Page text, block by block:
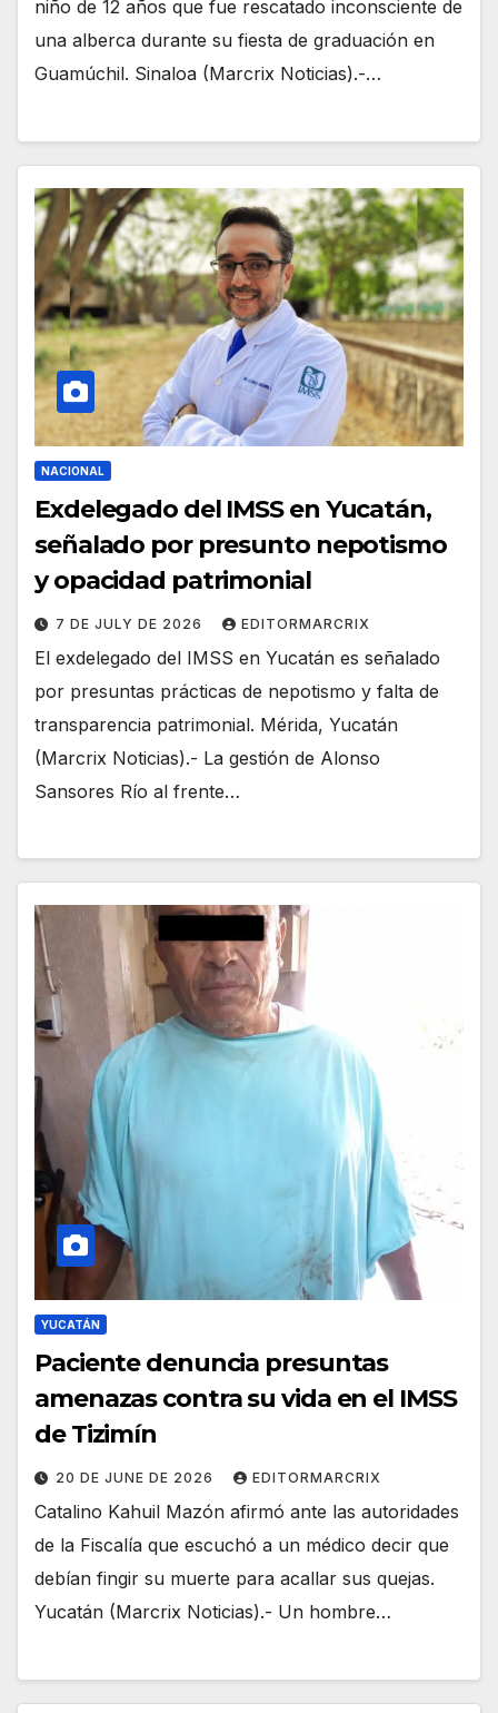
niño de 12 años que fue rescatado inconsciente de
una alberca durante su fiesta de graduación en
Guamúchil. Sinaloa (Marcrix Noticias).-…
NACIONAL
Exdelegado del IMSS en Yucatán,
señalado por presunto nepotismo
y opacidad patrimonial
7 DE JULY DE 2026 EDITORMARCRIX
El exdelegado del IMSS en Yucatán es señalado
por presuntas prácticas de nepotismo y falta de
transparencia patrimonial. Mérida, Yucatán
(Marcrix Noticias).- La gestión de Alonso
Sansores Río al frente…
YUCATÁN
Paciente denuncia presuntas
amenazas contra su vida en el IMSS
de Tizimín
20 DE JUNE DE 2026 EDITORMARCRIX
Catalino Kahuil Mazón afirmó ante las autoridades
de la Fiscalía que escuchó a un médico decir que
debían fingir su muerte para acallar sus quejas.
Yucatán (Marcrix Noticias).- Un hombre…